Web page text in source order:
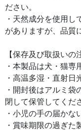
ださい。
・天然成分を使用し
がありますが、品質
【保存及び取扱いの
・本製品は犬・猫専
・高温多湿・直射日
・開封後はアルミ
閉して保管してくだ
・小児の手の届かな
・賞味期限の過ぎた